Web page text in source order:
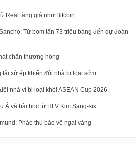
Real tăng giá như Bitcoin
Từ bom tấn 73 triệu bảng đến dự đoán
chấn thương hông
tài xử ép khiến đội nhà bị loại sớm
nhà vì bị loại khỏi ASEAN Cup 2026
Á và bài học từ HLV Kim Sang-sik
Pháo thủ bảo vệ ngai vàng